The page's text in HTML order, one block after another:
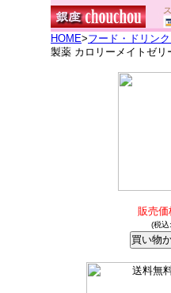
HOME>フード・ドリン
製薬 カロリーメイトゼリ
販売価
(税